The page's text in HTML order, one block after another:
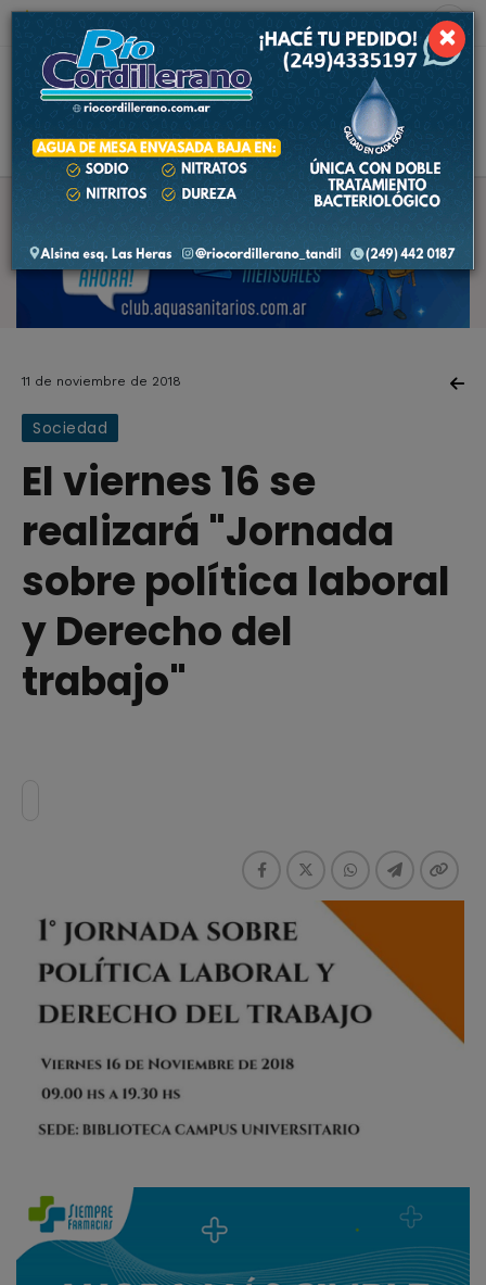
8.9 ºC
11 de noviembre de 2018
Sociedad
El viernes 16 se
realizará "Jornada
sobre política laboral
y Derecho del
trabajo"
×